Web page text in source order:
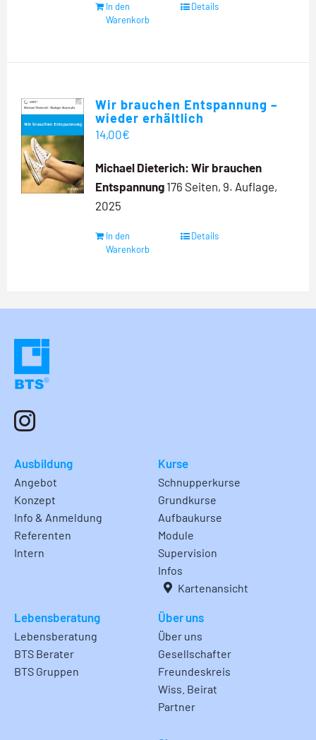
In den
Warenkorb
Details
Wir brauchen Entspannung –
wieder erhältlich
14,00€
Michael Dieterich: Wir brauchen
Entspannung 176 Seiten, 9. Auflage,
2025
In den
Warenkorb
Details
Ausbildung
Angebot
Konzept
Info & Anmeldung
Referenten
Intern
Kurse
Schnupperkurse
Grundkurse
Aufbaukurse
Module
Supervision
Infos
Kartenansicht
Lebensberatung
Lebensberatung
BTS Berater
BTS Gruppen
Über uns
Über uns
Gesellschafter
Freundeskreis
Wiss. Beirat
Partner